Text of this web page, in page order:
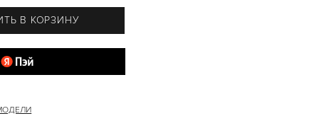
В КОРЗИНУ